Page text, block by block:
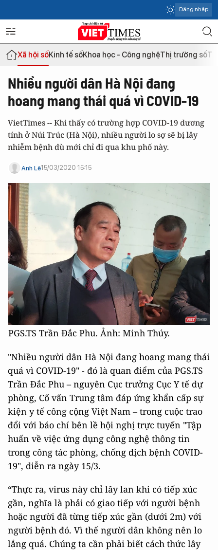
Đăng nhập
Xã hội sốKinh tế sốKhoa học - Công nghệThị trường số
Nhiều người dân Hà Nội đang
hoang mang thái quá vì COVID-19
VietTimes -- Khi thấy có trường hợp COVID-19 dương
tính ở Núi Trúc (Hà Nội), nhiều người lo sợ sẽ bị lây
nhiễm bệnh dù mới chỉ đi qua khu phố này.
Anh Lê15/03/2020 15:15
PGS.TS Trần Đắc Phu. Ảnh: Minh Thúy.
"Nhiều người dân Hà Nội đang hoang mang thái
quá vì COVID-19" - đó là quan điểm của PGS.TS
Trần Đắc Phu – nguyên Cục trưởng Cục Y tế dự
phòng, Cố vấn Trung tâm đáp ứng khẩn cấp sự
kiện y tế công cộng Việt Nam – trong cuộc trao
đổi với báo chí bên lề hội nghị trực tuyến "Tập
huấn về việc ứng dụng công nghệ thông tin
trong công tác phòng, chống dịch bệnh COVID-
19", diễn ra ngày 15/3.
“Thực ra, virus này chỉ lây lan khi có tiếp xúc
gần, nghĩa là phải có giao tiếp với người bệnh
hoặc người đã từng tiếp xúc gần (dưới 2m) với
người bệnh đó. Vì thế người dân không nên lo
lắng quá. Chúng ta cần phải biết cách thức lây